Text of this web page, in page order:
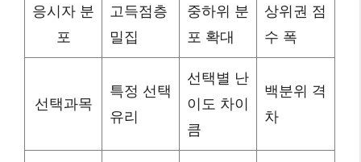
응시자 분
포
고득점층
밀집
중하위 분
포 확대
상위권 점
수 폭
선택과목
특정 선택
유리
선택별 난
이도 차이
큼
백분위 격
차